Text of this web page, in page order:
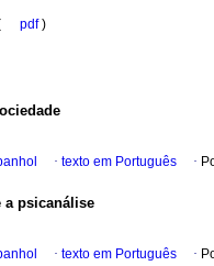
pdf)
· texto em Português ·
a psicanálise
· texto em Português ·